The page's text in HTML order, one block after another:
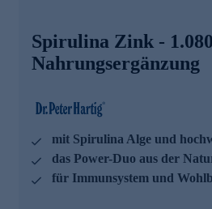
Die Vorteile in der
Zink trägt zu einer normalen
bei
Zink trägt dazu bei, die Zellen
schützen
Zink unterstützt Ihren
Stoffwechsel
Spirulina Zink -
Nahrungsergänzung
mit Spirulina Alge und
das Power-Duo aus der
für Immunsystem und